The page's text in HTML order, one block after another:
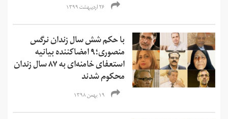
۲۶ اردیبهشت ۱۳۹۹
با حکم شش سال زندان نرگس
منصوری؛۹ امضاکننده بیانیه
استعفای خامنه‌ای به ۸۷ سال زندان
محکوم شدند
۱۹ بهمن ۱۳۹۸